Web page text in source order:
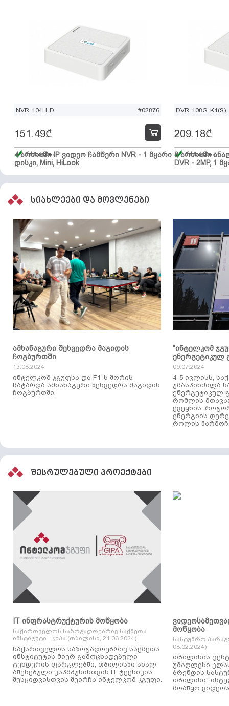
NVR-104H-D #02876
4 არხიანი IP ვიდეო ჩამწერი NVR - 1 მყარი
დისკი, Mini, HiLook
151.49₾
მარაგშია
DVR-108G-K1(S)
8 არხიანი
DVR - 2MP, 1
209.18₾
მარაგშია
სიახლეები და მოვლენები
ამხანაგური შეხვედრა მაგიდის
ჩოგბურთში
13.08.2024
ინტელკომ ჯგუფსა და F1-ს შორის
ჩატარდა ამხანაგური შეხვედრა მაგიდის
ჩოგბურთში.
"ინტელკომ
ენერგეტიკულ
09.07.2024
4-5 ივლისს,
უმასპინძილა
ენერგეტიკულ
რომლის
ქვეყნის,
ენერგიის
როლის
შესრულებული პროექტები
IT ინფრასტრუქტურის მოწყობა
საქართველოს საზოგადოებრივ საქმეთა
ინსტიტუტი - ჯიპა (თბილისი, 21.06.2024)
საქართველოს საზოგადოებრივ საქმეთა
ინსტიტუტის მიერ გამოცხადებული
ტენდერის ფარგლებში, თბილისში ახალ
აშენებული კაპმპუსისთვის IT ტექნიკის
შესყიდვისთვის შეირჩა ინტელკომ ჯგუფი.
მოწყობა
სასტუმრო
08.02.2024)
თბილისის
უმაღლესი
ბრენდის
თბილისი“
მოაწყო